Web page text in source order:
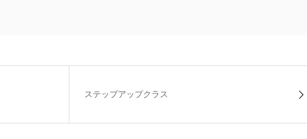
ステップアップクラス